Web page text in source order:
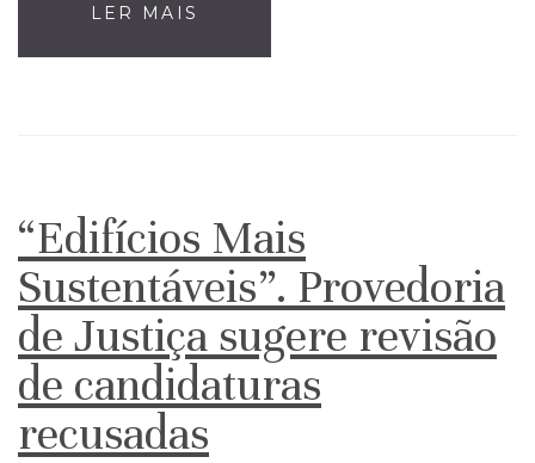
LER MAIS
“Edifícios Mais
Sustentáveis”. Provedoria
de Justiça sugere revisão
de candidaturas
recusadas